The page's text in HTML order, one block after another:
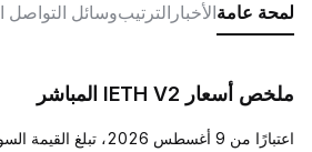
لمحة عامةالأخبار الترتيبوسائل التواصل
ملخص أسعار IETH V2 المباشر